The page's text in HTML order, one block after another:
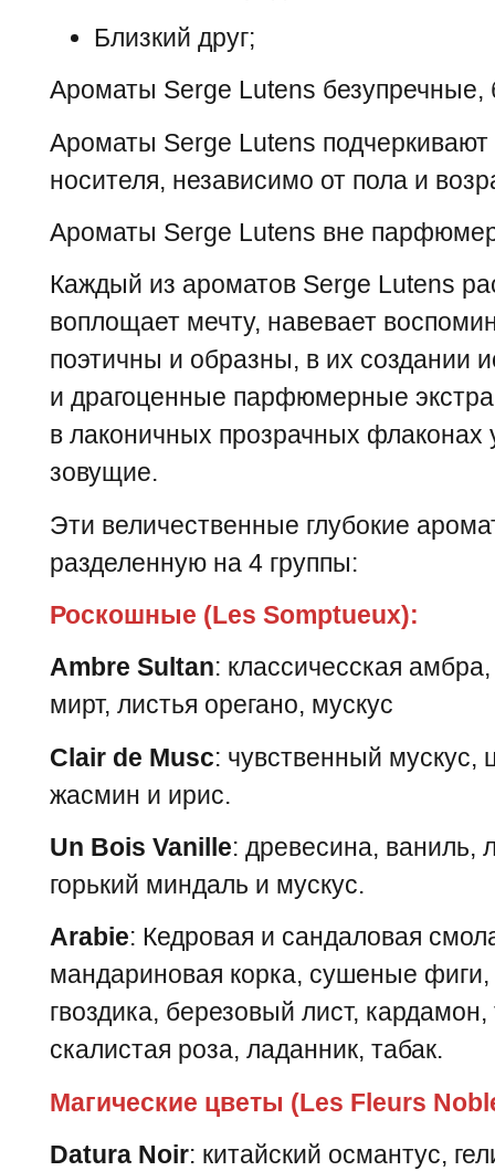
Близкий друг;
Ароматы Serge Lutens безупречные,
Ароматы Serge Lutens подчеркивают
носителя, независимо от пола и
Ароматы Serge Lutens вне
Каждый из ароматов Serge Lutens
воплощает мечту, навевает
поэтичны и образны, в их создании
и драгоценные парфюмерные
в лаконичных прозрачных
зовущие.
Эти величественные глубокие
разделенную на 4 группы:
Роскошные (Les Somptueux):
Ambre Sultan: классичесская
мирт, листья орегано, мускус
Clair de Musc: чувственный мускус,
жасмин и ирис.
Un Bois Vanille: древесина, ваниль,
горький миндаль и мускус.
Arabie: Кедровая и сандаловая
мандариновая корка, сушеные
гвоздика, березовый лист,
скалистая роза, ладанник, табак.
Магические цветы (Les Fleurs
Datura Noir: китайский османтус,